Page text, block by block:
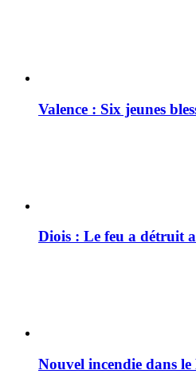
Valence : Six jeunes
Diois : Le feu a détruit
Nouvel incendie dans